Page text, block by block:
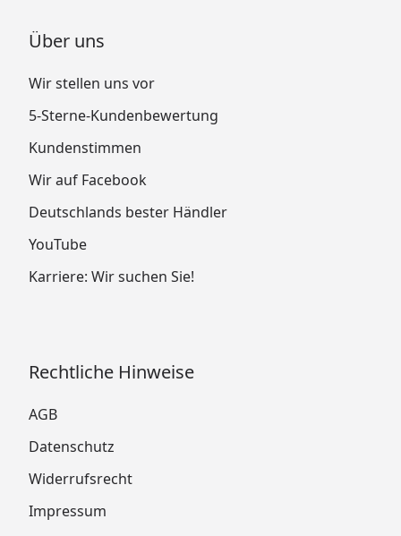
Über uns
Wir stellen uns vor
5-Sterne-Kundenbewertung
Kundenstimmen
Wir auf Facebook
Deutschlands bester Händler
YouTube
Karriere: Wir suchen Sie!
Rechtliche Hinweise
AGB
Datenschutz
Widerrufsrecht
Impressum